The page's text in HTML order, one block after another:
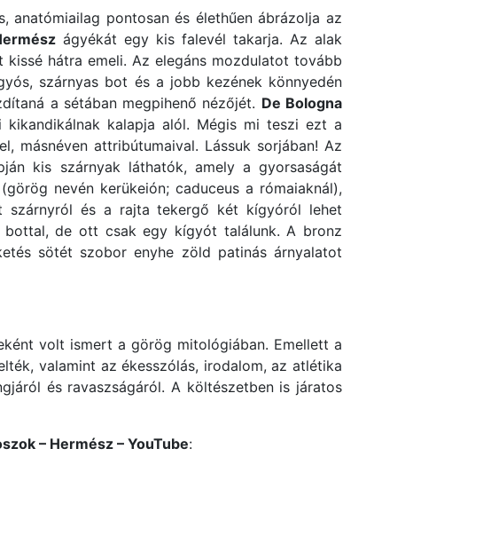
anatómiailag pontosan és élethűen ábrázolja az
ágyékát egy kis falevél takarja. Az alak
hátra emeli. Az elegáns mozdulatot tovább
szárnyas bot és a jobb kezének könnyedén
a sétában megpihenő nézőjét. De Bologna
kalapja alól. Mégis mi teszi ezt a
másnéven attribútumaival. Lássuk sorjában! Az
kis szárnyak láthatók, amely a gyorsaságát
nevén kerükeión; caduceus a rómaiaknál),
és a rajta tekergő két kígyóról lehet
bottal, de ott csak egy kígyót találunk. A bronz
sötét szobor enyhe zöld patinás árnyalatot
volt ismert a görög mitológiában. Emellett a
valamint az ékesszólás, irodalom, az atlétika
és ravaszságáról. A költészetben is járatos
– Hermész – YouTube: